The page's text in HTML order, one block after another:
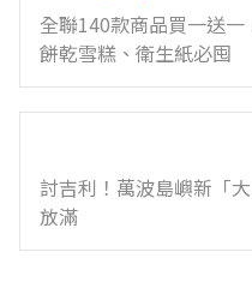
全聯140款商品買一送
餅乾雪糕、衛生紙必囤
討吉利！萬波島嶼新「
放滿